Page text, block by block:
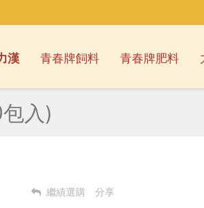
漢 青春牌飼料 青春牌肥料
入)
繼績選購 分享